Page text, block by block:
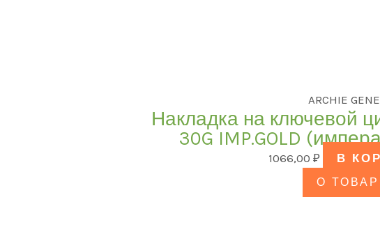
ARCHIE
Накладка на ключевой
30G IMP.GOLD
1066,00₽ В
О